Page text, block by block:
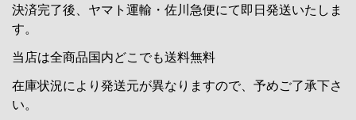
決済完了後、ヤマト運輸・佐川急便にて即日発送いたしま
す。
当店は全商品国内どこでも送料無料
在庫状況により発送元が異なりますので、予めご了承下さ
い。